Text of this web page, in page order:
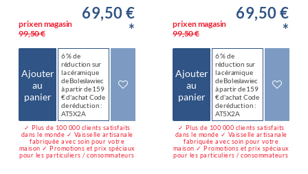
prix en magasin
99,50 €
69,50 €
*
Ajouter
au
panier
6 % de
réduction sur
la céramique
de Bolesławiec
à partir de 159
€ d'achat Code
de réduction :
AT5X2A
✓ Plus de 100 000 clients satisfaits
dans le monde ✓ Vaisselle artisanale
fabriquée avec soin pour votre
maison ✓ Promotions et prix spéciaux
pour les particuliers / consommateurs
prix en magasin
99,50 €
69,50 €
*
Ajouter
au
panier
6 % de
réduction sur
la céramique
de Bolesławiec
à partir de 159
€ d'achat Code
de réduction :
AT5X2A
✓ Plus de 100 000 clients satisfaits
dans le monde ✓ Vaisselle artisanale
fabriquée avec soin pour votre
maison ✓ Promotions et prix spéciaux
pour les particuliers / consommateurs